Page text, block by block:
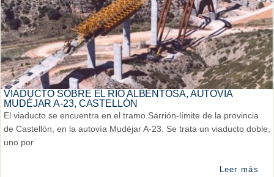
VIADUCTO SOBRE EL RÍO ALBENTOSA, AUTOVÍA
MUDÉJAR A-23, CASTELLÓN
El viaducto se encuentra en el tramo Sarrión-límite de la provincia
de Castellón, en la autovía Mudéjar A-23. Se trata un viaducto doble,
uno por
Leer más